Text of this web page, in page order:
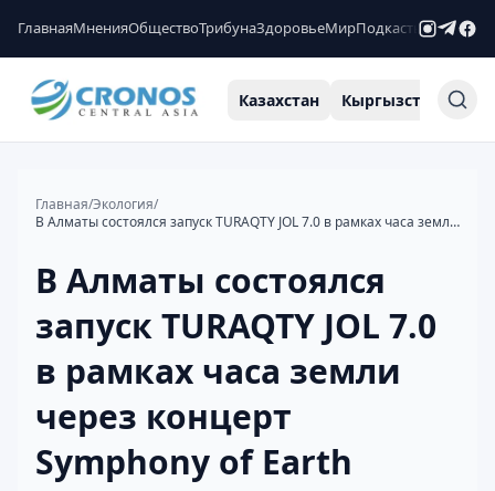
ГлавнаяМненияОбществоТрибунаЗдоровьеМирПодкастыРейтинги
Казахстан Кыргызстан
Главная/Экология/
В Алматы состоялся запуск TURAQTY JOL 7.0 в рамках часа земли через концерт Symphony of Earth
В Алматы состоялся
запуск TURAQTY JOL 7.0
в рамках часа земли
через концерт
Symphony of Earth